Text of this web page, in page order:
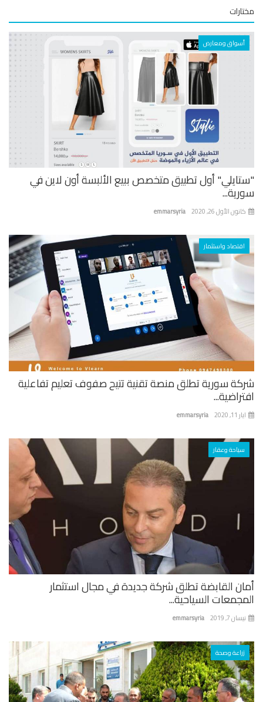
أسواق ومعارض
أول تطبيق متخصص ببيع الألبسة أون لاين في
emmarsyria الأول 26, 2020
اقتصاد واستثمار
سورية تطلق منصة تقنية تتيح صفوف تعليم تفاعلية
emmarsyria
سياحة وعقار
القابضة تطلق شركة جديدة في مجال استثمار
السياحية...
emmarsyria 7, 2019
زراعة وصحة